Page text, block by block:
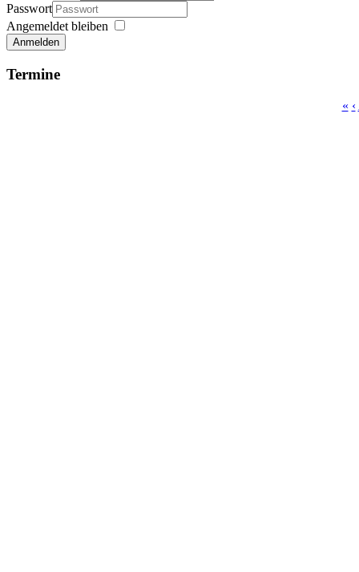
Passwort
Angemeldet bleiben
Anmelden
Termine
« ‹